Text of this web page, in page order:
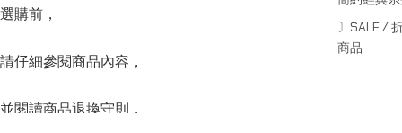
〕SALE /
商品
選購前，
請仔細參閱商品內容，
並閱讀商品退換守則，